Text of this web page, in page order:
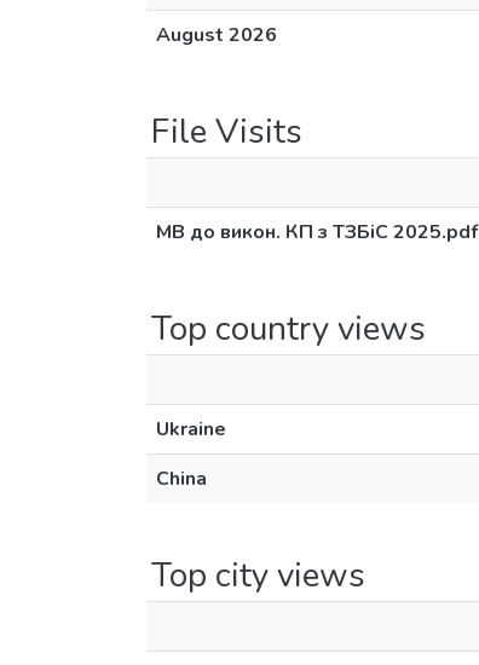
August 2026
File Visits
МВ до викон. КП з ТЗБіС 2025.pdf
Top country views
Ukraine
China
Top city views